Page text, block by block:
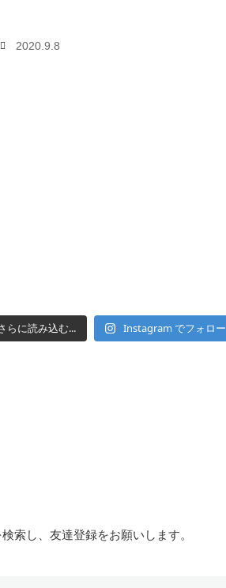
2020.9.8
らに読み込む... Instagram でフォロー
索し、友達登録をお願いします。